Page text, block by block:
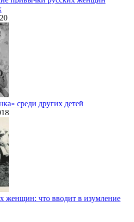
среди других детей
женщин: что вводит в изумление